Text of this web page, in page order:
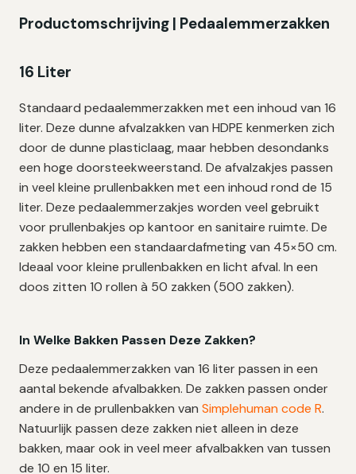
aantal
Productomschrijving | Pedaalemmerzakken
16 Liter
Standaard pedaalemmerzakken met een inhoud van 16
liter. Deze dunne afvalzakken van HDPE kenmerken zich
door de dunne plasticlaag, maar hebben desondanks
een hoge doorsteekweerstand. De afvalzakjes passen
in veel kleine prullenbakken met een inhoud rond de 15
liter. Deze pedaalemmerzakjes worden veel gebruikt
voor prullenbakjes op kantoor en sanitaire ruimte. De
zakken hebben een standaardafmeting van 45×50 cm.
Ideaal voor kleine prullenbakken en licht afval. In een
doos zitten 10 rollen à 50 zakken (500 zakken).
In Welke Bakken Passen Deze Zakken?
Deze pedaalemmerzakken van 16 liter passen in een
aantal bekende afvalbakken. De zakken passen onder
andere in de prullenbakken van Simplehuman code R.
Natuurlijk passen deze zakken niet alleen in deze
bakken, maar ook in veel meer afvalbakken van tussen
de 10 en 15 liter.